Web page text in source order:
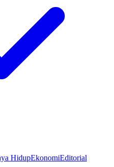
HidupEkonomiEditorial